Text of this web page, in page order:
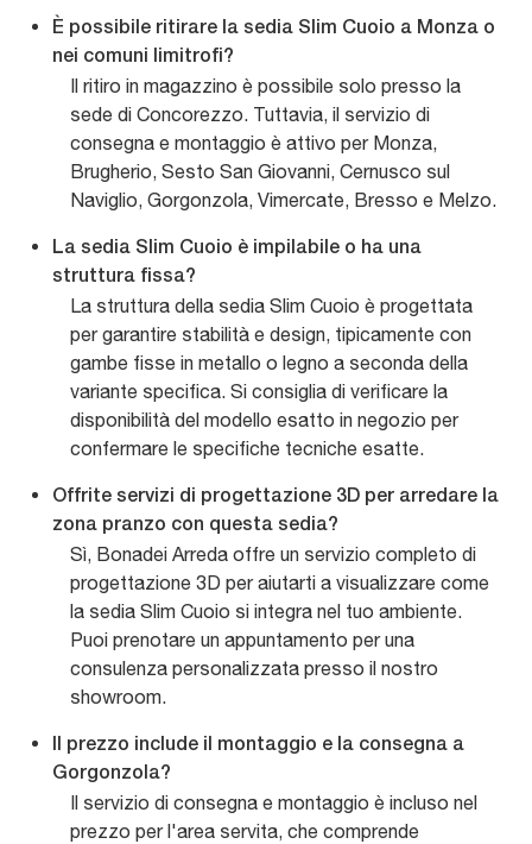
È possibile ritirare la sedia Slim Cuoio a Monza o
nei comuni limitrofi?
Il ritiro in magazzino è possibile solo presso la
sede di Concorezzo. Tuttavia, il servizio di
consegna e montaggio è attivo per Monza,
Brugherio, Sesto San Giovanni, Cernusco sul
Naviglio, Gorgonzola, Vimercate, Bresso e Melzo.
La sedia Slim Cuoio è impilabile o ha una
struttura fissa?
La struttura della sedia Slim Cuoio è progettata
per garantire stabilità e design, tipicamente con
gambe fisse in metallo o legno a seconda della
variante specifica. Si consiglia di verificare la
disponibilità del modello esatto in negozio per
confermare le specifiche tecniche esatte.
Offrite servizi di progettazione 3D per arredare la
zona pranzo con questa sedia?
Sì, Bonadei Arreda offre un servizio completo di
progettazione 3D per aiutarti a visualizzare come
la sedia Slim Cuoio si integra nel tuo ambiente.
Puoi prenotare un appuntamento per una
consulenza personalizzata presso il nostro
showroom.
Il prezzo include il montaggio e la consegna a
Gorgonzola?
Il servizio di consegna e montaggio è incluso nel
prezzo per l'area servita, che comprende